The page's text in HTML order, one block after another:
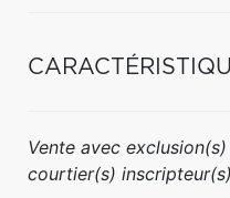
Vente avec
courtier(s) inscripteur(s)